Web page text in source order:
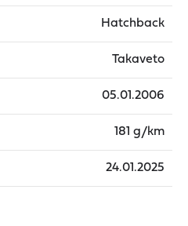
Hatchback
Takaveto
05.01.2006
181 g/km
24.01.2025